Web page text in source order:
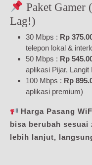
Paket
Lag!)
30 Mbps : Rp
telepon lokal &
50 Mbps : Rp
aplikasi Pijar,
100 Mbps : Rp
aplikasi premium)
Harga Pasang
bisa berubah
lebih lanjut,